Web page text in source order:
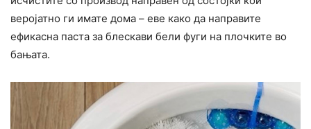
веројатно ги имате дома – еве како да направите
ефикасна паста за блескави бели фуги на плочките во
бањата.